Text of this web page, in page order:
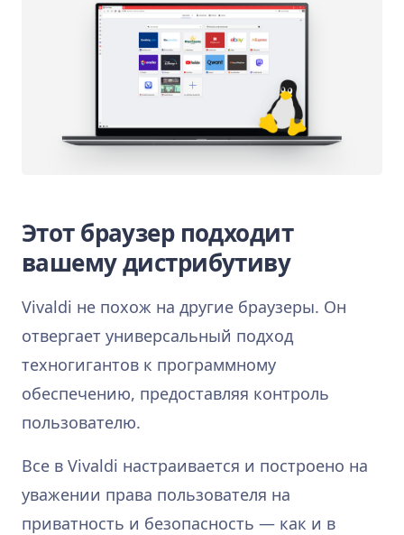
Этот браузер подходит
вашему дистрибутиву
Vivaldi не похож на другие браузеры. Он
отвергает универсальный подход
техногигантов к программному
обеспечению, предоставляя контроль
пользователю.
Все в Vivaldi настраивается и построено на
уважении права пользователя на
приватность и безопасность — как и в